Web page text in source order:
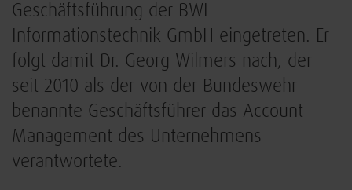
Geschäftsführung der BWI
Informationstechnik GmbH eingetreten. Er
folgt damit Dr. Georg Wilmers nach, der
seit 2010 als der von der Bundeswehr
benannte Geschäftsführer das Account
Management des Unternehmens
verantwortete.